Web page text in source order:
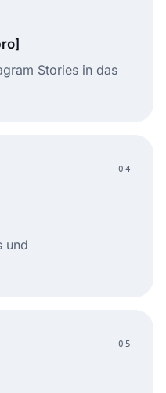
Stories in das
04
und
05